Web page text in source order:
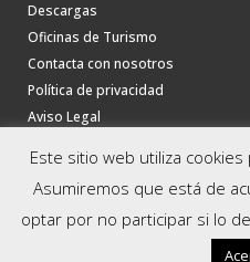
Descargas
Oficinas de Turismo
Contacta con nosotros
Política de privacidad
Aviso Legal
Este sitio web utiliza
Asumiremos que está de
optar por no participar si lo